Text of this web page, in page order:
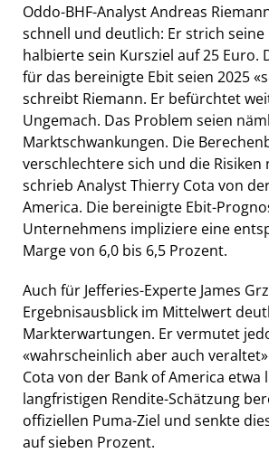
Oddo-BHF-Analyst Andreas
schnell und deutlich: Er strich
halbierte sein Kursziel auf 25 Euro.
für das bereinigte Ebit seien 2025
schreibt Riemann. Er befürchtet
Ungemach. Das Problem seien
Marktschwankungen. Die
verschlechtere sich und die Risiken
schrieb Analyst Thierry Cota von
America. Die bereinigte Ebit-
Unternehmens impliziere eine
Marge von 6,0 bis 6,5 Prozent.
Auch für Jefferies-Experte James
Ergebnisausblick im Mittelwert
Markterwartungen. Er vermutet
«wahrscheinlich aber auch
Cota von der Bank of America
langfristigen Rendite-Schätzung
offiziellen Puma-Ziel und senkte
auf sieben Prozent.